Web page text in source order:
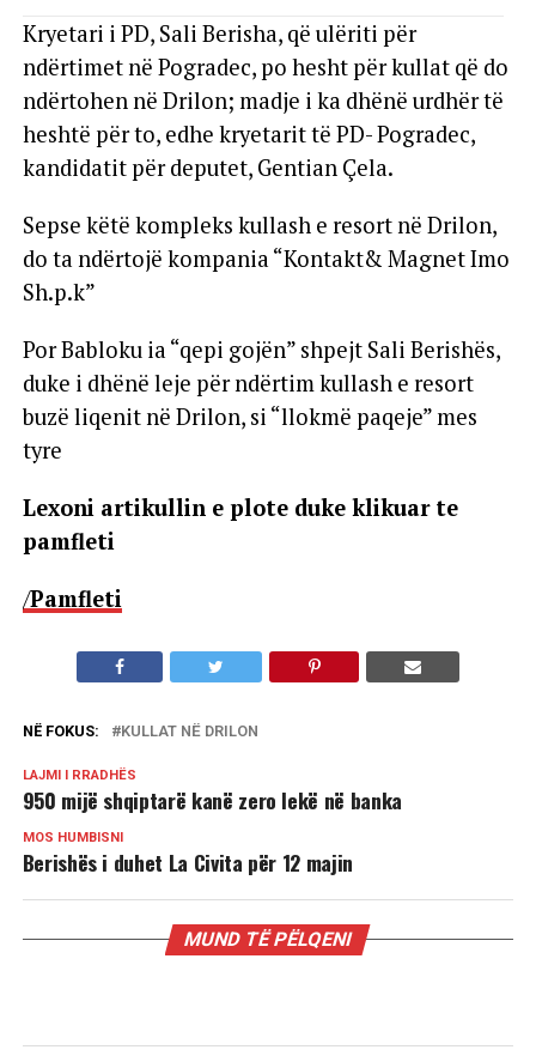
Kryetari i PD, Sali Berisha, që ulëriti për
ndërtimet në Pogradec, po hesht për kullat që do
ndërtohen në Drilon; madje i ka dhënë urdhër të
heshtë për to, edhe kryetarit të PD- Pogradec,
kandidatit për deputet, Gentian Çela.
Sepse këtë kompleks kullash e resort në Drilon,
do ta ndërtojë kompania “Kontakt& Magnet Imo
Sh.p.k”
Por Babloku ia “qepi gojën” shpejt Sali Berishës,
duke i dhënë leje për ndërtim kullash e resort
buzë liqenit në Drilon, si “llokmë paqeje” mes
tyre
Lexoni artikullin e plote duke klikuar te
pamfleti
/Pamfleti
NË FOKUS: KULLAT NË DRILON
LAJMI I RRADHËS
950 mijë shqiptarë kanë zero lekë në banka
MOS HUMBISNI
Berishës i duhet La Civita për 12 majin
MUND TË PËLQENI